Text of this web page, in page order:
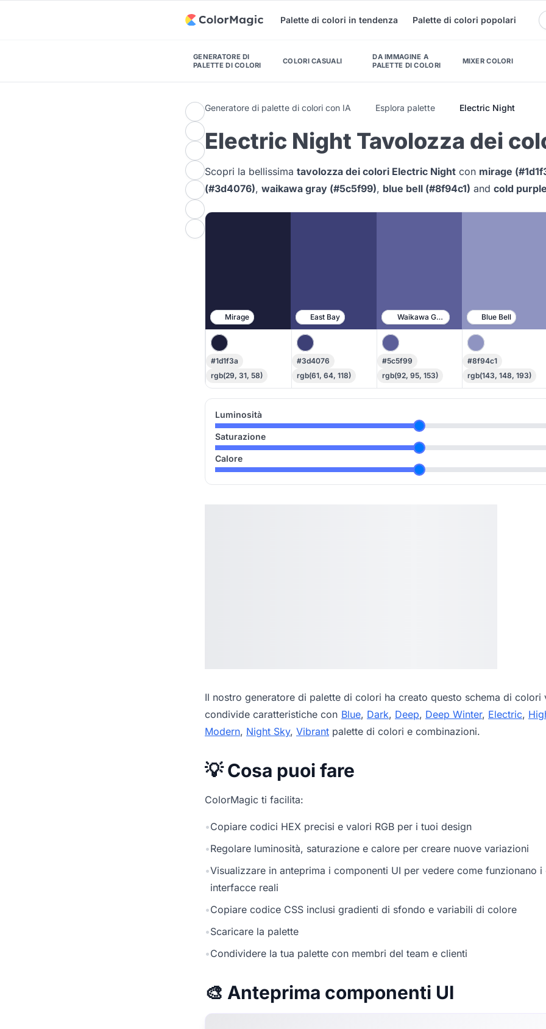
Palette di colori in tendenza Palette di colori popolari
GENERATORE DI
PALETTE DI COLORI
COLORI CASUALI
DA IMMAGINE A
PALETTE DI COLORI
MIXER COLORI
Generatore di palette di colori con IA Esplora palette Electric Night
Electric Night Tavolozza dei
Scopri la bellissima tavolozza dei colori Electric Night con mirage
(#3d4076), waikawa gray (#5c5f99), blue bell (#8f94c1) and cold
Mirage East Bay Waikawa Gray Blue Bell
#1d1f3a
rgb(29, 31, 58)
#3d4076
rgb(61, 64, 118)
#5c5f99
rgb(92, 95, 153)
#8f94c1
rgb(143, 148, 193)
Luminosità
Saturazione
Calore
Il nostro generatore di palette di colori ha creato questo schema di colori
condivide caratteristiche con Blue, Dark, Deep, Deep Winter, Electric,
Modern, Night Sky, Vibrant palette di colori e combinazioni.
💡 Cosa puoi fare
ColorMagic ti facilita:
•Copiare codici HEX precisi e valori RGB per i tuoi design
•Regolare luminosità, saturazione e calore per creare nuove variazioni
•Visualizzare in anteprima i componenti UI per vedere come funzionano
interfacce reali
•Copiare codice CSS inclusi gradienti di sfondo e variabili di colore
•Scaricare la palette
•Condividere la tua palette con membri del team e clienti
🎨 Anteprima componenti UI